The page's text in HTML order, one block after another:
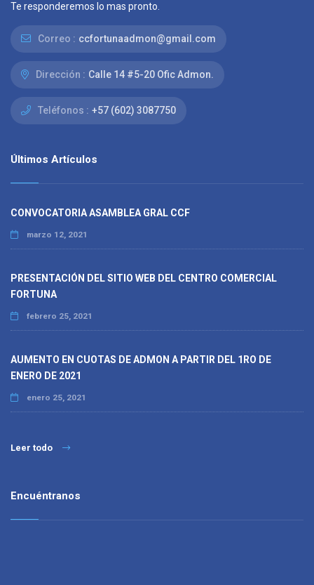
Te responderemos lo mas pronto.
Correo : ccfortunaadmon@gmail.com
Dirección : Calle 14 #5-20 Ofic Admon.
Teléfonos : +57 (602) 3087750
Últimos Artículos
CONVOCATORIA ASAMBLEA GRAL CCF
marzo 12, 2021
PRESENTACIÓN DEL SITIO WEB DEL CENTRO COMERCIAL
FORTUNA
febrero 25, 2021
AUMENTO EN CUOTAS DE ADMON A PARTIR DEL 1RO DE
ENERO DE 2021
enero 25, 2021
Leer todo
Encuéntranos